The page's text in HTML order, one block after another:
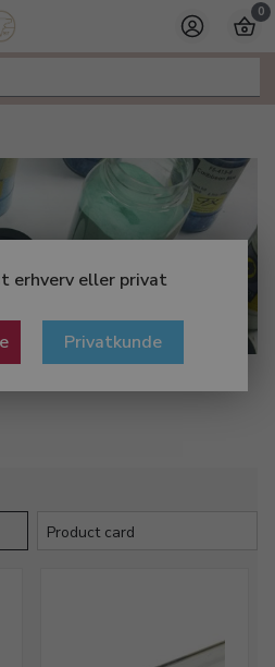
erhverv eller privat
Privatkunde
0